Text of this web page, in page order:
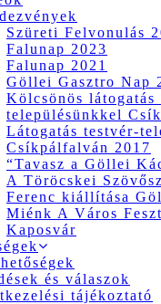
Szüreti Felvonulás
Falunap 2023
Falunap 2021
Göllei Gasztro Nap
Kölcsönös látogatás
településünkkel
Látogatás testvér-
Csíkpálfalván 2017
“Tavasz a Göllei
A Töröcskei
Ferenc kiállítása
Miénk A Város
Kaposvár
és válaszok
tájékoztató